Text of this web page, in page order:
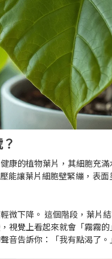
健康的植物葉片，其細胞充
壓能讓葉片細胞壁緊繃，表
微下降。 這個階段，葉片
視覺上看起來就會「霧霧
音告訴你 ：「我有點渴了。」